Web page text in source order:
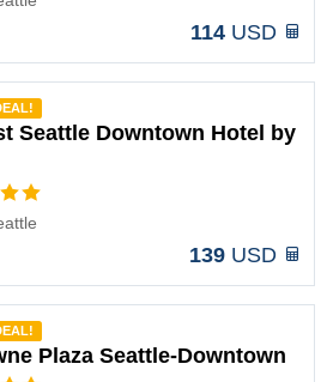
114 USD
Seattle Downtown Hotel by
139 USD
Plaza Seattle-Downtown